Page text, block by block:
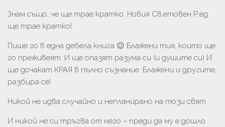
Знам също, че ще трае кратко. Новия Св,етовен Р,ед
ще трае кратко!
Пише го в една дебела книга 😉 Блажени тия, които ще
го преживеят. И ще опазят разума си (и душите си) И
ще дочакат КРАЯ в пълно съзнание. Блажени и другите,
разбира се!
Никой не идва случайно и непланирано на този свят.
И никой не си тръгва от него – преди да му е дошло